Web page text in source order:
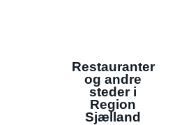
Restauranter
og andre
steder i
Region
Sjælland